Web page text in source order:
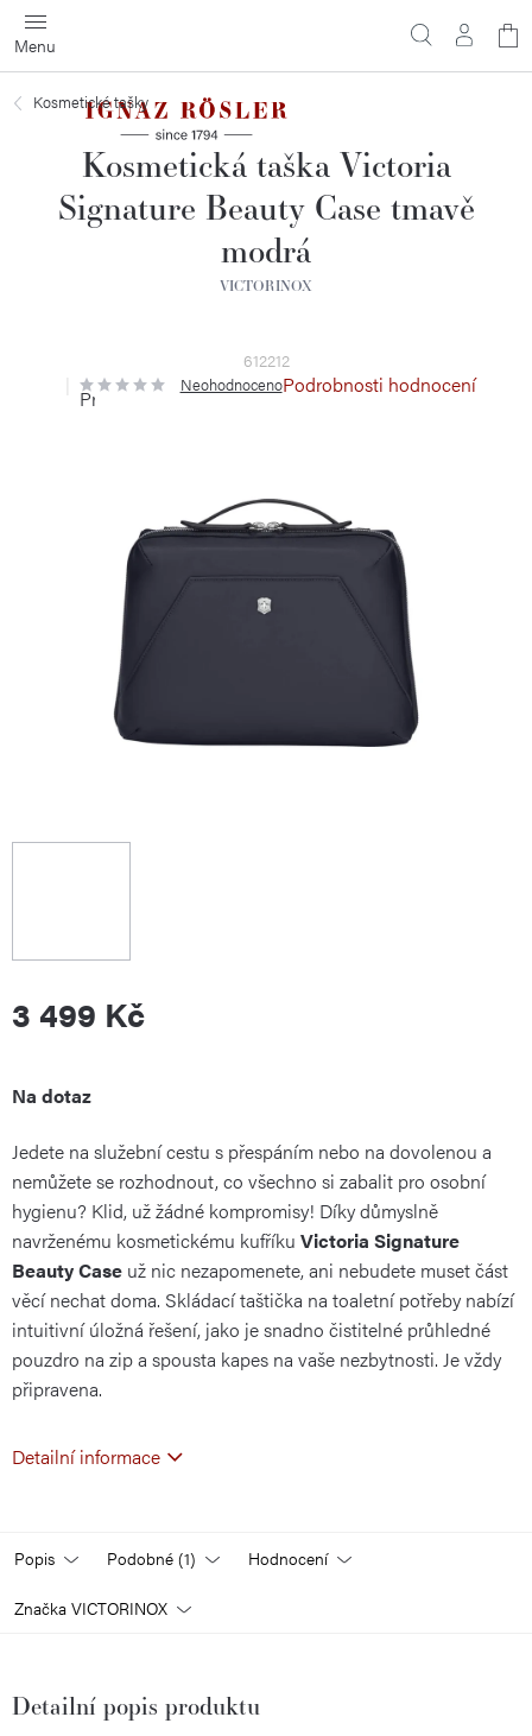
Přejít
na
obsah
Kosmetické tašky
Kosmetická taška Victoria
Signature Beauty Case tmavě
modrá
VICTORINOX
612212
Průměrné
hodnocení
NeohodnocenoPodrobnosti hodnocení
3 499 Kč
Měrná
cena:
Na dotaz
Jedete na služební cestu s přespáním nebo na dovolenou a
nemůžete se rozhodnout, co všechno si zabalit pro osobní
hygienu? Klid, už žádné kompromisy! Díky důmyslně
navrženému kosmetickému kufříku Victoria Signature
Beauty Case už nic nezapomenete, ani nebudete muset část
věcí nechat doma. Skládací taštička na toaletní potřeby nabízí
intuitivní úložná řešení, jako je snadno čistitelné průhledné
pouzdro na zip a spousta kapes na vaše nezbytnosti. Je vždy
připravena.
Detailní informace
Popis Podobné (1) Hodnocení
Značka VICTORINOX
Detailní popis produktu